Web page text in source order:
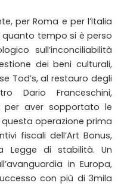
per Roma e per l’Italia
tempo si è perso
sull’inconciliabilità
dei beni culturali,
Tod’s, al restauro degli
Dario Franceschini,
per aver sopportato le
operazione prima
fiscali dell’Art Bonus,
Legge di stabilità. Un
in Europa,
con più di 3mila